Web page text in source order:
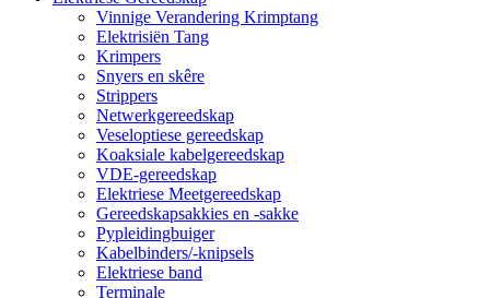
Vinnige Verandering Krimptang
Elektrisiën Tang
Krimpers
Snyers en skêre
Strippers
Netwerkgereedskap
Veseloptiese gereedskap
Koaksiale kabelgereedskap
VDE-gereedskap
Elektriese Meetgereedskap
Gereedskapsakkies en -sakke
Pypleidingbuiger
Kabelbinders/-knipsels
Elektriese band
Terminale